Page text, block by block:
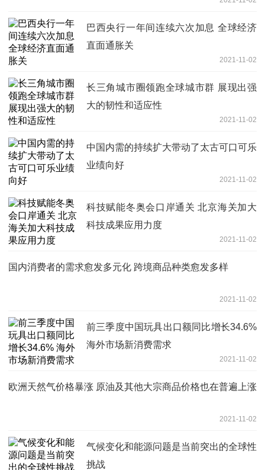
巴西央行一年间连续六次加息 全球经济
直面通胀关
2021-11-02
长三角城市圈领跑全球城市群 展现出强
大的韧性和适应性
2021-11-02
中国内需的持续扩大带动了太古可口可乐
业绩向好
2021-11-02
科技赋能冬奥会口岸通关 北京海关加大
科技成果应用力度
2021-11-02
国内消费者的需求愈发多元化 跨境商品种类愈发多样
2021-11-02
前三季度中国玩具出口额同比增长34.6%
海外市场新消费需求
2021-11-02
欧洲天然气价格暴涨 原油及其他大宗商品价格也在普遍上涨
2021-11-02
气候变化和能源问题是当前突出的全球性
挑战